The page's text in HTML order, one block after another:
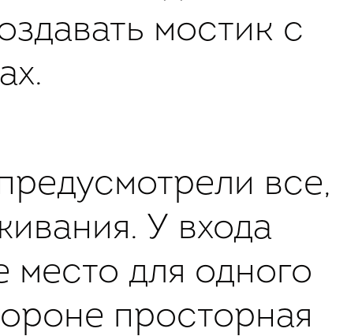
мостик с
все,
У входа
место для одного
просторная